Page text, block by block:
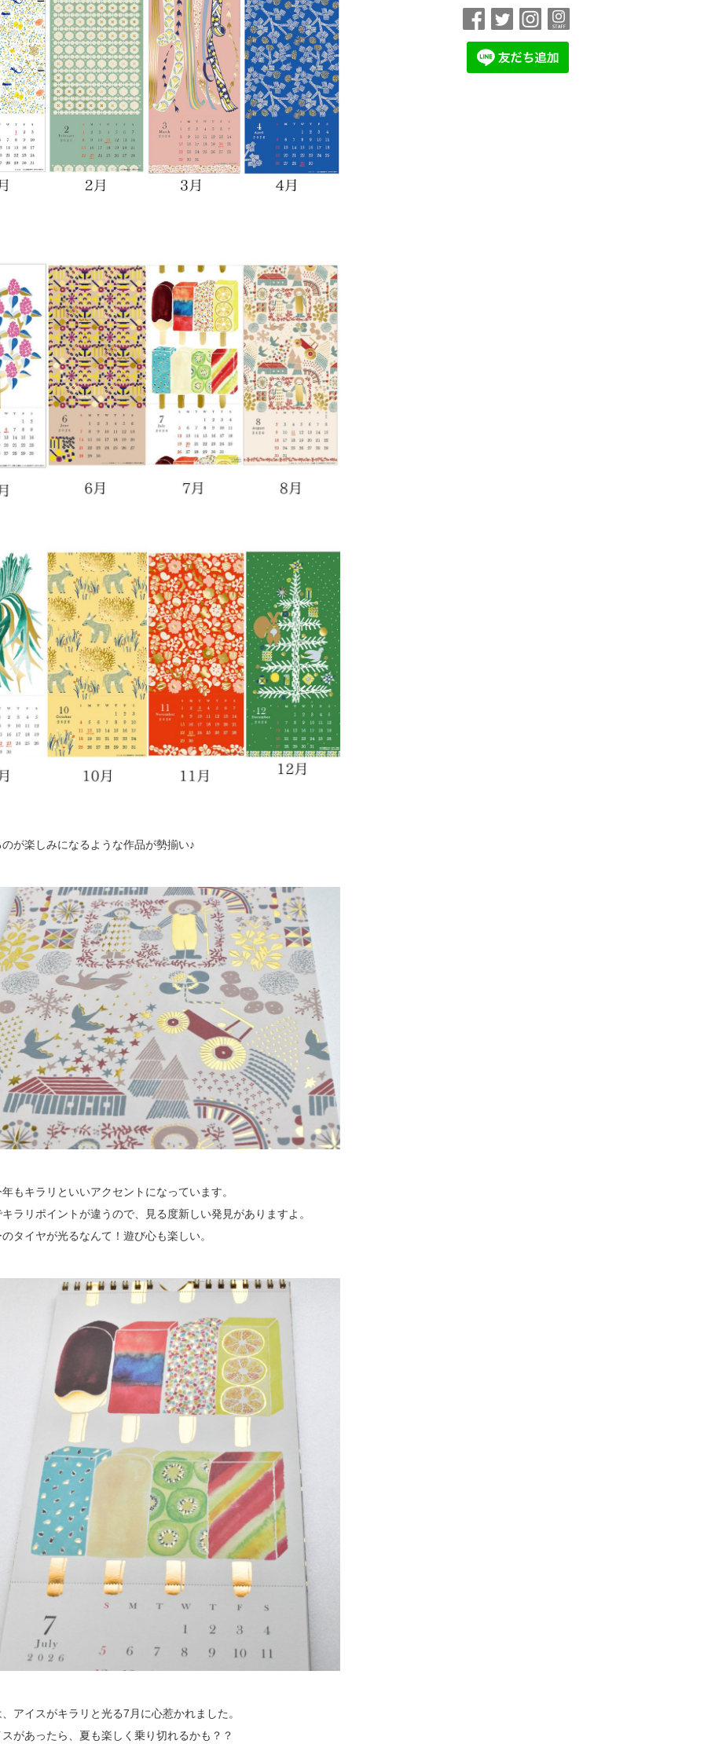
が楽しみになるような作品が勢揃い♪
もキラリといいアクセントになっています。
ラリポイントが違うので、見る度新しい発見がありますよ。
タイヤが光るなんて！遊び心も楽しい。
アイスがキラリと光る7月に心惹かれました。
があったら、夏も楽しく乗り切れるかも？？